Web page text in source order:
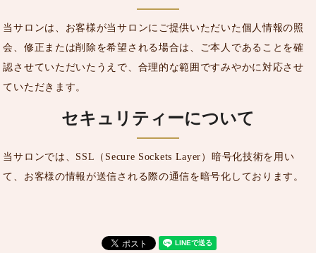
当サロンは、お客様が当サロンにご提供いただいた個人情報の照
会、修正または削除を希望される場合は、ご本人であることを確
認させていただいたうえで、合理的な範囲ですみやかに対応させ
ていただきます。
セキュリティーについて
当サロンでは、SSL（Secure Sockets Layer）暗号化技術を用い
て、お客様の情報が送信される際の通信を暗号化しております。